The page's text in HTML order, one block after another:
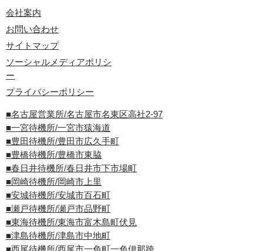
会社案内
お問い合わせ
サイトマップ
ソーシャルメディアポリシ
ー
プライバシーポリシー
■名古屋営業所/名古屋市名東区高社2-97
■一宮待機所/一宮市猿海道
■豊田待機所/豊田市広久手町
■豊橋待機所/豊橋市東脇
■春日井待機所/春日井市下市場町
■岡崎待機所/岡崎市上里
■安城待機所/安城市百石町
■瀬戸待機所/瀬戸市品野町
■東海待機所/東海市富木島町伏見
■津島待機所/津島市中地町